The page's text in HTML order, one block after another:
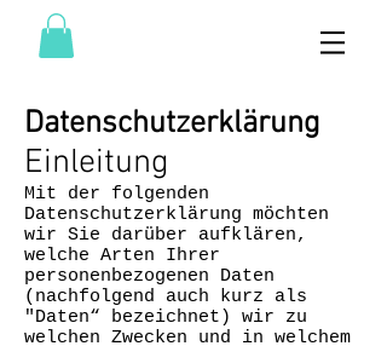
Datenschutzerklärung
Einleitung
Mit der folgenden
Datenschutzerklärung möchten
wir Sie darüber aufklären,
welche Arten Ihrer
personenbezogenen Daten
(nachfolgend auch kurz als
"Daten“ bezeichnet) wir zu
welchen Zwecken und in welchem